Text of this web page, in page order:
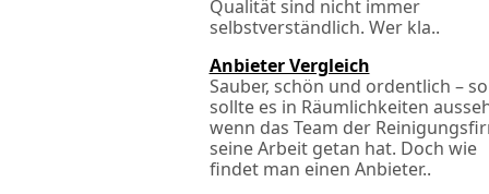
Qualität sind nicht immer
selbstverständlich. Wer kla..
Anbieter Vergleich
Sauber, schön und ordentlich – so
sollte es in Räumlichkeiten
wenn das Team der
seine Arbeit getan hat. Doch wie
findet man einen Anbieter..